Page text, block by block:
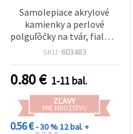
Samolepiace akrylové
kamienky a perlové
polguľôčky na tvár, fialové
– 124 ks
SKU: 603483
0.80€ 1-11 bal.
ZĽAVY
PRE MNOŽSTVO
0.56 €- 30 %12 bal. +